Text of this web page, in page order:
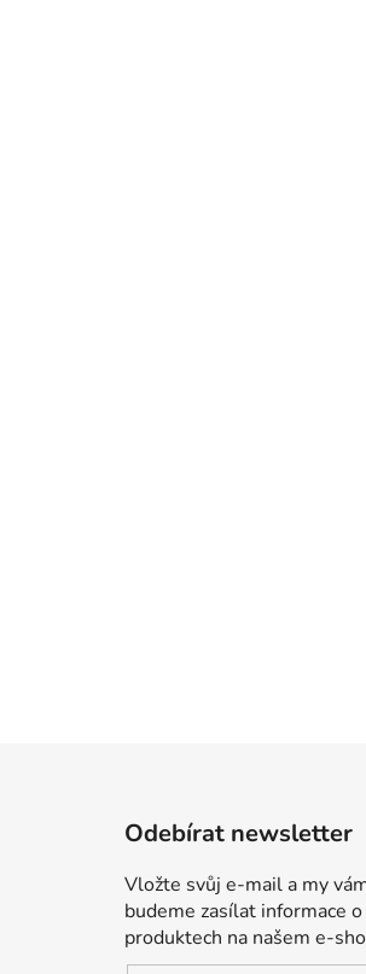
Odebírat newsletter
Vložte svůj e-mail a my
budeme zasílat informace
produktech na našem e-